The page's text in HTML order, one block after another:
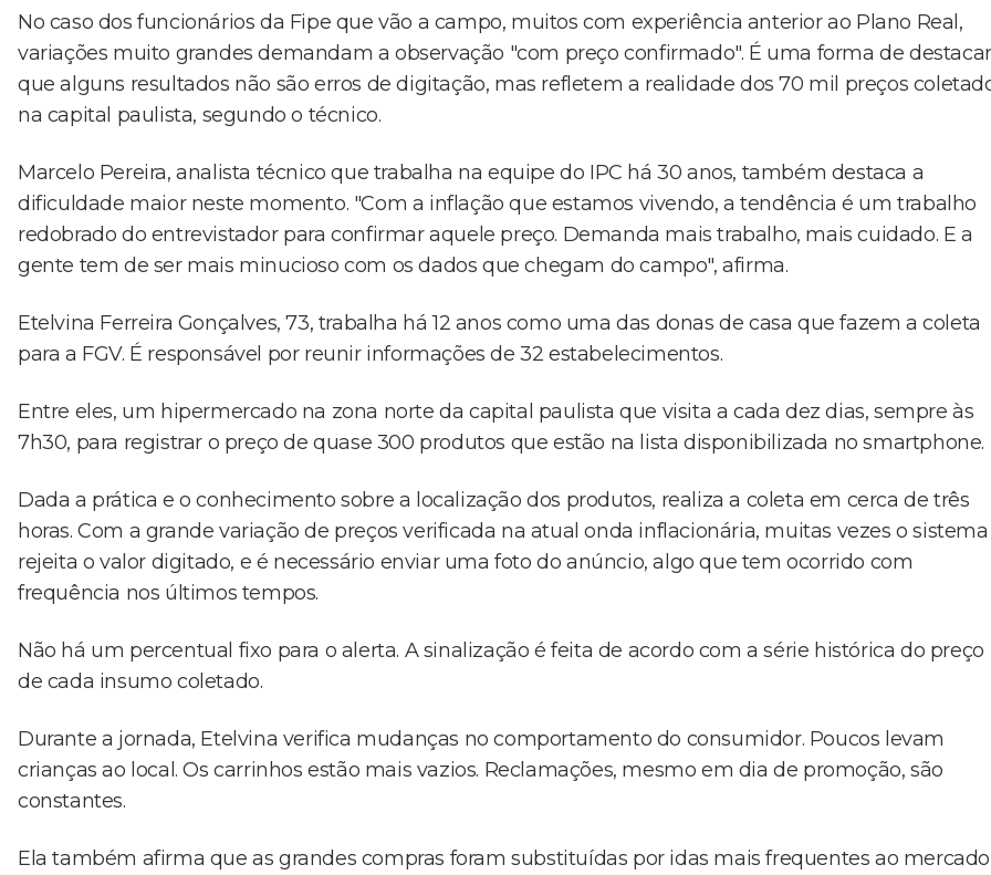
No caso dos funcionários da Fipe que vão a campo, muitos com experiência anterior ao Plano Real,
variações muito grandes demandam a observação "com preço confirmado". É uma forma de destacar
que alguns resultados não são erros de digitação, mas refletem a realidade dos 70 mil preços
na capital paulista, segundo o técnico.
Marcelo Pereira, analista técnico que trabalha na equipe do IPC há 30 anos, também destaca a
dificuldade maior neste momento. "Com a inflação que estamos vivendo, a tendência é um trabalho
redobrado do entrevistador para confirmar aquele preço. Demanda mais trabalho, mais cuidado. E a
gente tem de ser mais minucioso com os dados que chegam do campo", afirma.
Etelvina Ferreira Gonçalves, 73, trabalha há 12 anos como uma das donas de casa que fazem a coleta
para a FGV. É responsável por reunir informações de 32 estabelecimentos.
Entre eles, um hipermercado na zona norte da capital paulista que visita a cada dez dias, sempre às
7h30, para registrar o preço de quase 300 produtos que estão na lista disponibilizada no smartphone.
Dada a prática e o conhecimento sobre a localização dos produtos, realiza a coleta em cerca de três
horas. Com a grande variação de preços verificada na atual onda inflacionária, muitas vezes o sistema
rejeita o valor digitado, e é necessário enviar uma foto do anúncio, algo que tem ocorrido com
frequência nos últimos tempos.
Não há um percentual fixo para o alerta. A sinalização é feita de acordo com a série histórica do preço
de cada insumo coletado.
Durante a jornada, Etelvina verifica mudanças no comportamento do consumidor. Poucos levam
crianças ao local. Os carrinhos estão mais vazios. Reclamações, mesmo em dia de promoção, são
constantes.
Ela também afirma que as grandes compras foram substituídas por idas mais frequentes ao